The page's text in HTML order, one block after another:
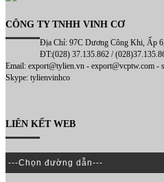
CÔNG TY TNHH VINH CƠ
Địa Chỉ: 97C Dương Công Khi, Ấp
ĐT:(028) 37.135.862 /
Email: export@tylien.vn - export@vcptw.com -
Skype: tylienvinhco
LIÊN KẾT WEB